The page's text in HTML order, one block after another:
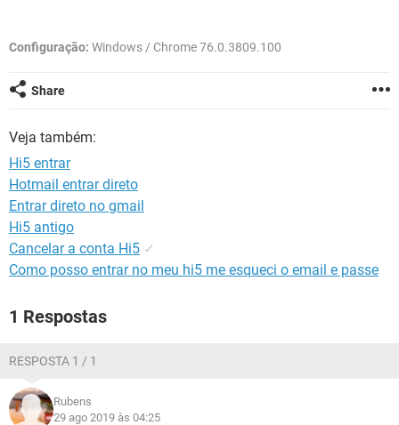
Configuração: Windows / Chrome 76.0.3809.100
Share
Veja também:
Hi5 entrar
Hotmail entrar direto
Entrar direto no gmail
Hi5 antigo
Cancelar a conta Hi5 ✓
Como posso entrar no meu hi5 me esqueci o email e passe
1 Respostas
RESPOSTA 1 / 1
Rubens
29 ago 2019 às 04:25